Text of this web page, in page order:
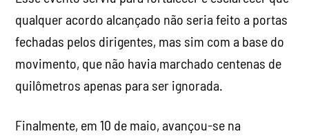
qualquer acordo alcançado não seria feito a portas
fechadas pelos dirigentes, mas sim com a base do
movimento, que não havia marchado centenas de
quilômetros apenas para ser ignorada.
Finalmente, em 10 de maio, avançou-se na